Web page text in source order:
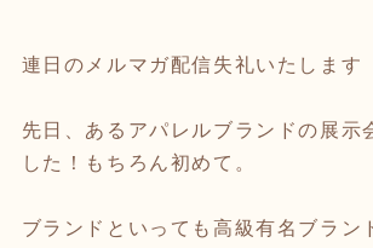
連日のメルマガ配信失礼いたします
先日、あるアパレルブランドの展示
した！もちろん初めて。
ブランドといっても高級有名ブラン